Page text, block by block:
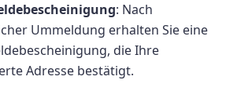
: Nach
Ummeldung erhalten Sie eine
die Ihre
Adresse bestätigt.